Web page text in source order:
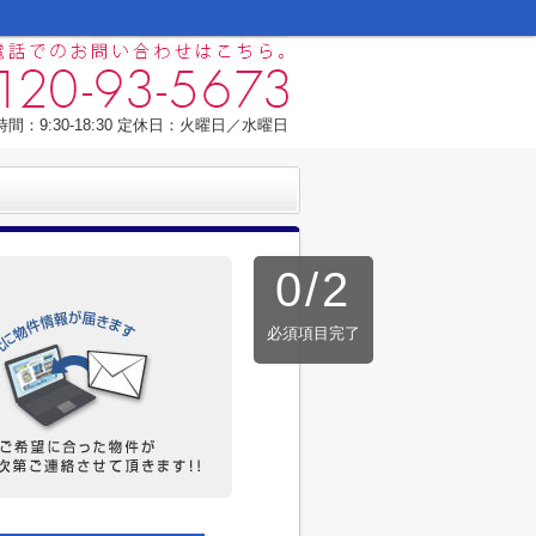
間：9:30-18:30 定休日：火曜日／水曜日
0/2
必須項目完了